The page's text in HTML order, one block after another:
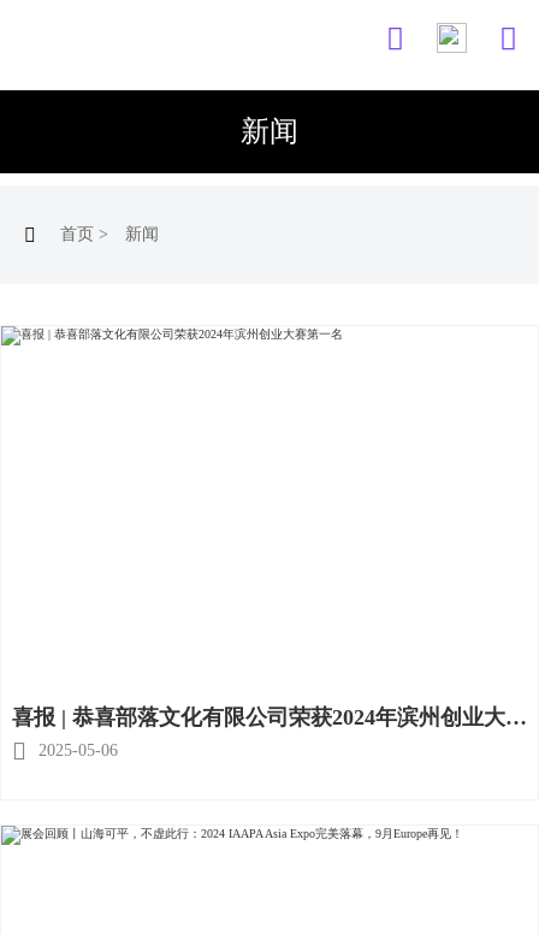
 
新闻
 首页 > 新闻
喜报 | 恭喜部落文化有限公司荣获2024年滨州创业大赛
第一名
 2025-05-06